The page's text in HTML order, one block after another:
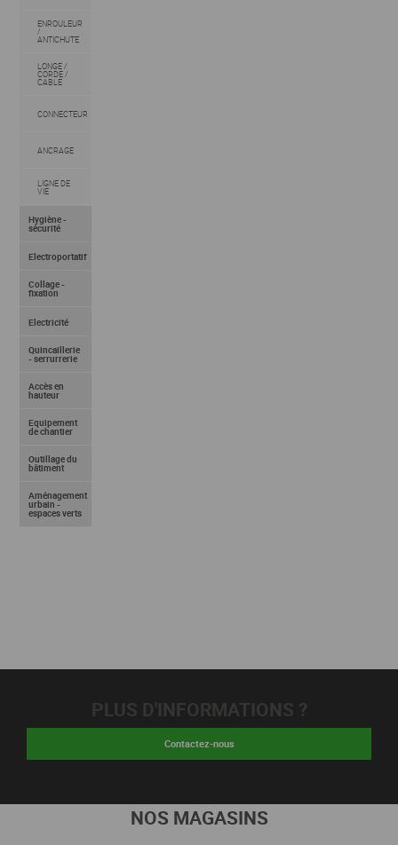
ENROULEUR
/
ANTICHUTE
LONGE /
CORDE /
CABLE
CONNECTEUR
ANCRAGE
LIGNE DE
VIE
Hygiène -
sécurité
Electroportatif
Collage -
fixation
Electricité
Quincaillerie
- serrurrerie
Accès en
hauteur
Equipement
de chantier
Outillage du
bâtiment
Aménagement
urbain -
espaces verts
PLUS D'INFORMATIONS ?
Contactez-nous
NOS MAGASINS